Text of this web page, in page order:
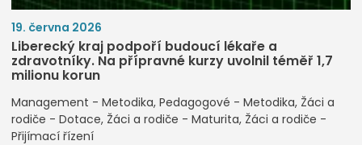
19. června 2026
Liberecký kraj podpoří budoucí lékaře a
zdravotníky. Na přípravné kurzy uvolnil téměř 1,7
milionu korun
Management - Metodika Pedagogové - Metodika Žáci a
rodiče - Dotace Žáci a rodiče - Maturita Žáci a rodiče -
Přijímací řízení